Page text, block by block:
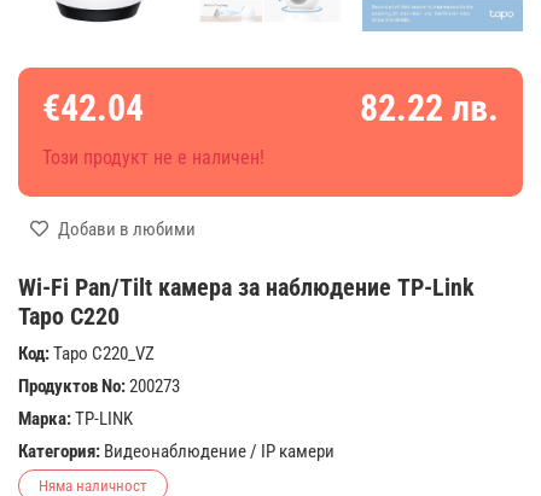
Wi-Fi Pan/Tilt камера за наблюдение TP-Link
Tapo C220
Код:Tapo C220_VZ
Продуктов No:200273
Марка:TP-LINK
Категория: Видеонаблюдение/ IP камери
Няма наличност
€42.04 82.22 лв.
Този продукт не е наличен!
Добави в любими